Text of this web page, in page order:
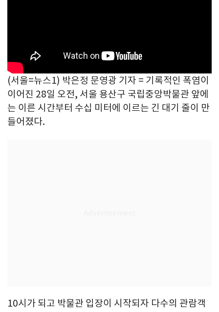
(서울=뉴스1) 박은정 문영광 기자 = 기록적인 폭염이
이어진 28일 오전, 서울 용산구 국립중앙박물관 앞에
는 이른 시간부터 수십 미터에 이르는 긴 대기 줄이 만
들어졌다.
10시가 되고 박물관 입장이 시작되자 다수의 관람객